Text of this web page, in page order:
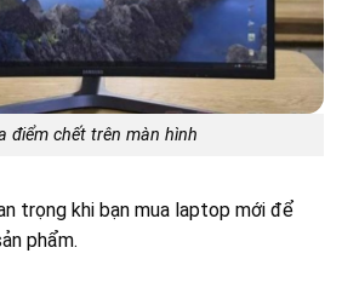
điểm chết trên màn hình
trọng khi bạn mua laptop mới để
phẩm.